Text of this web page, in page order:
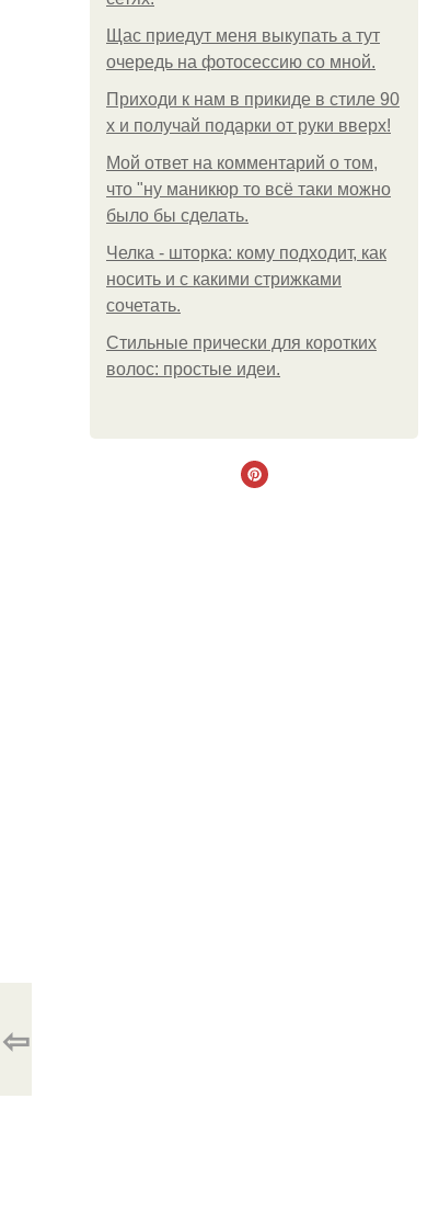
Щас приедут меня выкупать а тут
очередь на фотосессию со мной.
Приходи к нам в прикиде в стиле 90
х и получай подарки от руки вверх!
Мой ответ на комментарий о том,
что "ну маникюр то всё таки можно
было бы сделать.
Челка - шторка: кому подходит, как
носить и с какими стрижками
сочетать.
Стильные прически для коротких
волос: простые идеи.
⇦